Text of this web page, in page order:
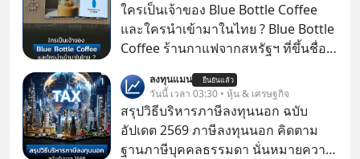
ใครเป็นเจ้าของ Blue Bottle Coffee
และใครนำเข้ามาในไทย ? Blue Bottle
Coffee ร้านกาแฟจากสหรัฐฯ ที่ขึ้นชื่อ
แรกในประเทศไทย ที่ Central Park
ลงทุนแมน ยืนยันแล้ว
วันนี้ เวลา 03:30 • หุ้น & เศรษฐกิจ
สรุปวิธีบริหารภาษีลงทุนนอก ฉบับ
อัปเดต 2569 ภาษีลงทุนนอก คิดตาม
ฐานภาษีบุคคลธรรมดา นั่นหมายความ